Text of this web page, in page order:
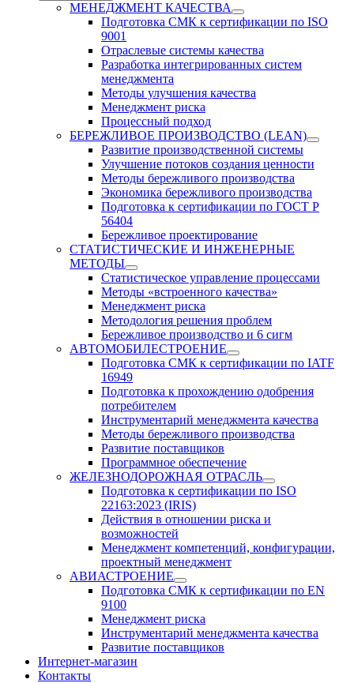
МЕНЕДЖМЕНТ КАЧЕСТВА
Подготовка СМК к сертификации по ISO
9001
Отраслевые системы качества
Разработка интегрированных систем
менеджмента
Методы улучшения качества
Менеджмент риска
Процессный подход
БЕРЕЖЛИВОЕ ПРОИЗВОДСТВО (LEAN)
Развитие производственной системы
Улучшение потоков создания ценности
Методы бережливого производства
Экономика бережливого производства
Подготовка к сертификации по ГОСТ Р
56404
Бережливое проектирование
СТАТИСТИЧЕСКИЕ И ИНЖЕНЕРНЫЕ
МЕТОДЫ
Статистическое управление процессами
Методы «встроенного качества»
Менеджмент риска
Методология решения проблем
Бережливое производство и 6 сигм
АВТОМОБИЛЕСТРОЕНИЕ
Подготовка СМК к сертификации по IATF
16949
Подготовка к прохождению одобрения
потребителем
Инструментарий менеджмента качества
Методы бережливого производства
Развитие поставщиков
Программное обеспечение
ЖЕЛЕЗНОДОРОЖНАЯ ОТРАСЛЬ
Подготовка к сертификации по ISO
22163:2023 (IRIS)
Действия в отношении риска и
возможностей
Менеджмент компетенций, конфигурации,
проектный менеджмент
АВИАСТРОЕНИЕ
Подготовка СМК к сертификации по EN
9100
Менеджмент риска
Инструментарий менеджмента качества
Развитие поставщиков
Интернет-магазин
Контакты